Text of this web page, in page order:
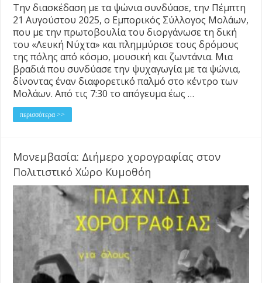
Την διασκέδαση με τα ψώνια συνδύασε, την Πέμπτη
21 Αυγούστου 2025, ο Εμπορικός Σύλλογος Μολάων,
που με την πρωτοβουλία του διοργάνωσε τη δική
του «Λευκή Νύχτα» και πλημμύρισε τους δρόμους
της πόλης από κόσμο, μουσική και ζωντάνια. Μια
βραδιά που συνδύασε την ψυχαγωγία με τα ψώνια,
δίνοντας έναν διαφορετικό παλμό στο κέντρο των
Μολάων. Από τις 7:30 το απόγευμα έως …
περισσότερα >>
Μονεμβασία: Διήμερο χορογραφίας στον
Πολιτιστικό Χώρο Κυμοθόη